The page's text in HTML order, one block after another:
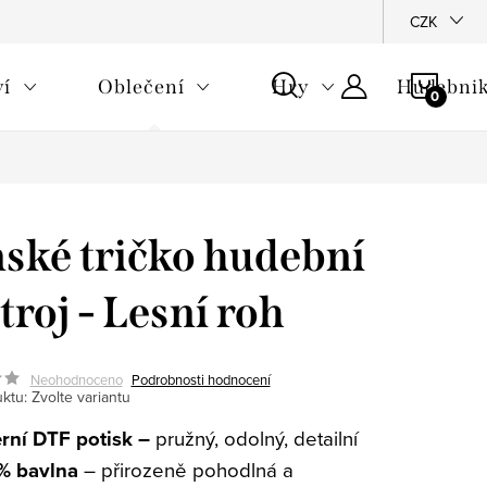
CZK
Oblečení Hry
tričko hudební
- Lesní roh
Neohodnoceno Podrobnosti hodnocení
Zvolte variantu
DTF potisk – pružný, odolný, detailní
bavlna – přirozeně pohodlná a